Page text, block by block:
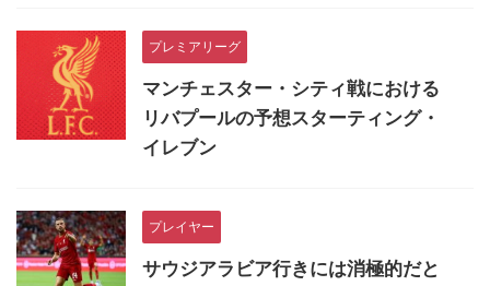
プレミアリーグ
マンチェスター・シティ戦における
リバプールの予想スターティング・
イレブン
プレイヤー
サウジアラビア行きには消極的だと